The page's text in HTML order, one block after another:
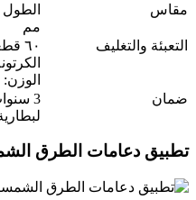
مقاس
مم
التعبئة والتغليف
٦٠
الوزن: ٢١ كجم
ضمان
تطبيق دعامات الطرق